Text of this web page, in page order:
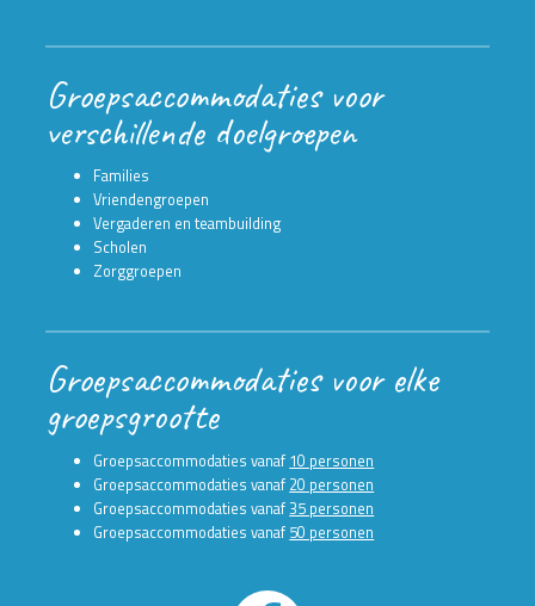
Groepsaccommodaties voor
verschillende doelgroepen
Families
Vriendengroepen
Vergaderen en teambuilding
Scholen
Zorggroepen
Groepsaccommodaties voor elke
groepsgrootte
Groepsaccommodaties vanaf 10 personen
Groepsaccommodaties vanaf 20 personen
Groepsaccommodaties vanaf35 personen
Groepsaccommodaties vanaf 50 personen